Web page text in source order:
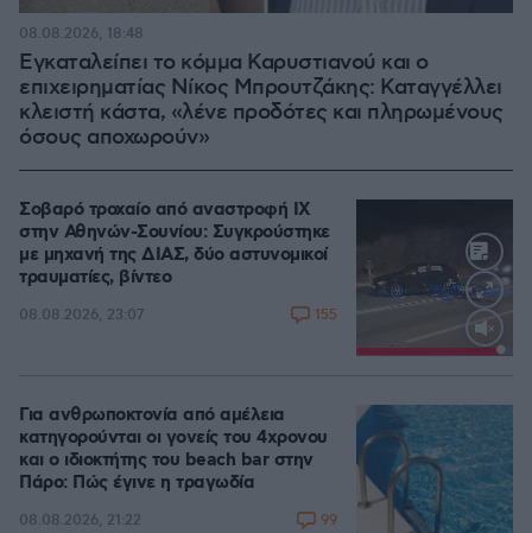
Εγκαταλείπει το κόμμα Καρυστιανού και ο
επιχειρηματίας Νίκος Μπρουτζάκης: Καταγγέλλει
κλειστή κάστα, «λένε προδότες και πληρωμένους
όσους αποχωρούν»
08.08.2026, 18:48
Loaded:
Σοβαρό τροχαίο από αναστροφή ΙΧ
στην Αθηνών-Σουνίου: Συγκρούστηκε
με μηχανή της ΔΙΑΣ, δύο αστυνομικοί
τραυματίες, βίντεο
08.08.2026, 23:07 155
Για ανθρωποκτονία από αμέλεια
κατηγορούνται οι γονείς του 4χρονου
και ο ιδιοκτήτης του beach bar στην
Πάρο: Πώς έγινε η τραγωδία
08.08.2026, 21:22 99